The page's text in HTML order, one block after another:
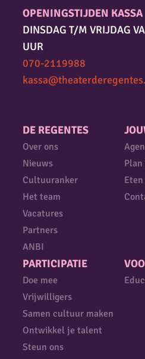
DE REGENTES
Over ons
Nieuws
Cultuuranker
Het team
Vacatures
Partners
ANBI
Plan
PARTICIPATIE
Doe mee
Vrijwilligers
Samen cultuur maken
Ontwikkel je talent
Steun ons
OPENINGSTIJDEN KASSA
DINSDAG T/M VRIJDAG
UUR
070-2119988